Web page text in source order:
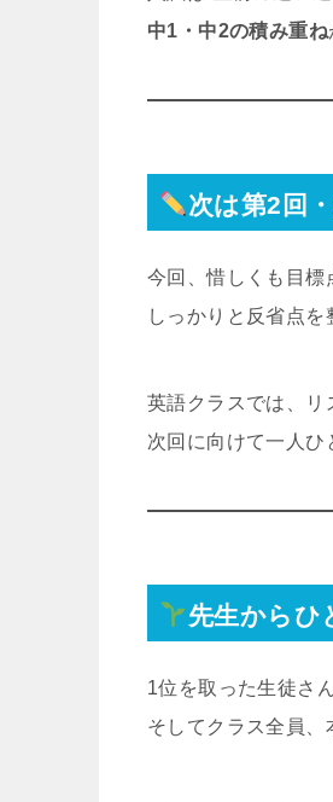
中1・中2の積み重ね
次は第2回
今回、惜しくも目標
しっかりと反省点
英語クラスでは、リ
次回に向けて一人ひ
先生からひ
1位を取った生徒さ
そしてクラス全員、